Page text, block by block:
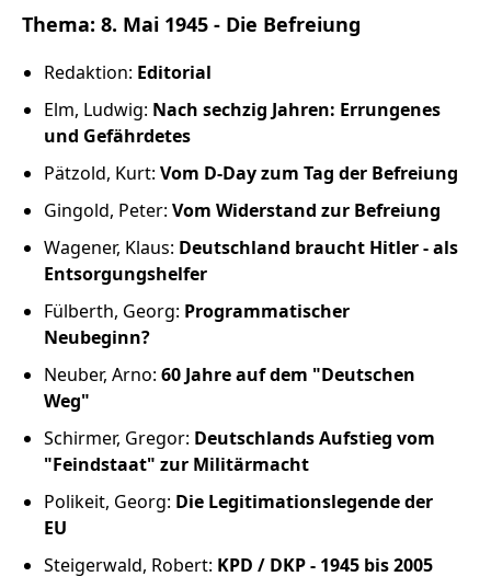
Datenschutz
Thema: 8. Mai 1945 - Die Befreiung
Redaktion: Editorial
Elm, Ludwig: Nach sechzig Jahren: Errungenes
und Gefährdetes
Pätzold, Kurt: Vom D-Day zum Tag der Befreiung
Gingold, Peter: Vom Widerstand zur Befreiung
Wagener, Klaus: Deutschland braucht Hitler - als
Entsorgungshelfer
Fülberth, Georg: Programmatischer
Neubeginn?
Neuber, Arno: 60 Jahre auf dem "Deutschen
Weg"
Schirmer, Gregor: Deutschlands Aufstieg vom
"Feindstaat" zur Militärmacht
Polikeit, Georg: Die Legitimationslegende der
EU
Steigerwald, Robert: KPD / DKP - 1945 bis 2005